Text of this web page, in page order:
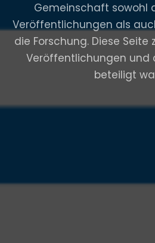
Gemeinschaft sowohl
Veröffentlichungen als
die Forschung. Diese Seite
Veröffentlichungen und
beteiligt